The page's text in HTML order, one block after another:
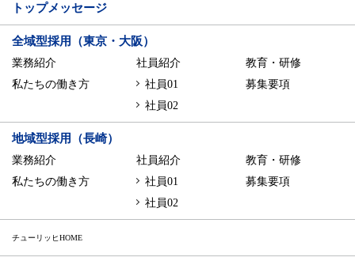
トップメッセージ
全域型採用（東京・大阪）
業務紹介
私たちの働き方
社員紹介
社員01
社員02
教育・研修
募集要項
地域型採用（長崎）
業務紹介
私たちの働き方
社員紹介
社員01
社員02
教育・研修
募集要項
チューリッヒHOME